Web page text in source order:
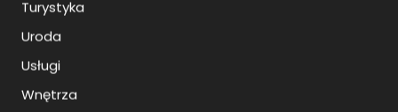
Turystyka
Uroda
Usługi
Wnętrza